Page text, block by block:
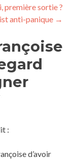
première sortie ?
anti-panique →
:
d’avoir